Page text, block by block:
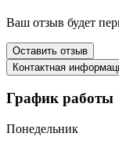
Ваш отзыв будет
Оставить отзыв
Контактная
График работы
Понедельник